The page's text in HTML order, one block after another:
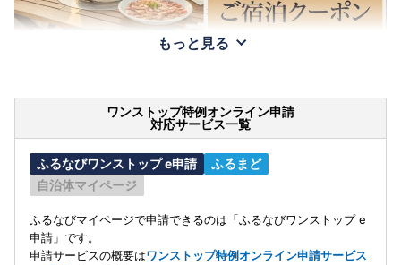
もっと見る
ワンストップ特例オンライン申請
対応サービス一覧
ふるなびワンストップ e申請
ふるまど
自治体マイページ
ふるなびマイページで申請できるのは「ふるなびワンストップ e
申請」です。
申請サービスの概要はワンストップ特例オンライン申請サービス